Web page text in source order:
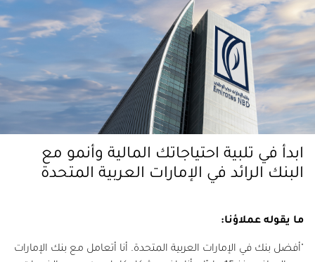
ابدأ في تلبية احتياجاتك المالية وأنمو مع
البنك الرائد في الإمارات العربية المتحدة
ما يقوله عملاؤنا:
"أفضل بنك في الإمارات العربية المتحدة. أنا أتعامل مع بنك الإمارات